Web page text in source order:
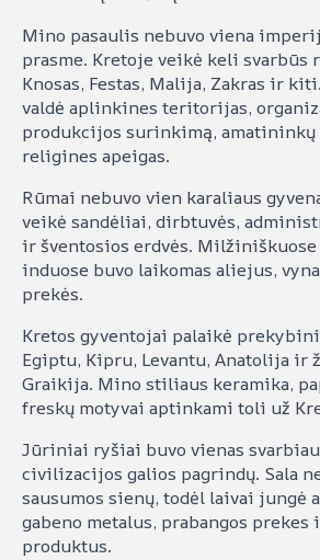
Mino pasaulis nebuvo viena
prasme. Kretoje veikė keli svarbūs
Knosas, Festas, Malija, Zakras ir
valdė aplinkines teritorijas,
produkcijos surinkimą,
religines apeigas.
Rūmai nebuvo vien karaliaus
veikė sandėliai, dirbtuvės,
ir šventosios erdvės.
induose buvo laikomas aliejus,
prekės.
Kretos gyventojai palaikė
Egiptu, Kipru, Levantu, Anatolija ir
Graikija. Mino stiliaus keramika,
freskų motyvai aptinkami toli už
Jūriniai ryšiai buvo vienas
civilizacijos galios pagrindų. Sala
sausumos sienų, todėl laivai jungė
gabeno metalus, prabangos prekes
produktus.